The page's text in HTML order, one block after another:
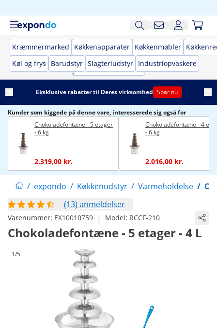
Kræmmermarked Køkkenapparater Køkkenmøbler
Køl og frys
Barudstyr Slagteriudstyr Industriopvaskere
Eksklusive rabatter til Deres virksomhed Spar nu
Kunder som kiggede på denne vare, interesserede sig også for
Chokoladefontæne - 5 etager
- 6 kg
2.319,00 kr.
Chokoladefontæne - 4
- 6 kg
2.016,00 kr.
/ expondo / Køkkenudstyr / Varmeholdelse /
(13) anmeldelser
Varenummer: EX10010759 | Model: RCCF-210
Chokoladefontæne - 5 etager - 4 L
1/5